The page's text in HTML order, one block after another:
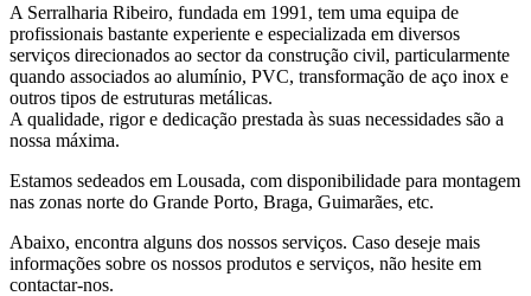
A Serralharia Ribeiro, fundada em 1991, tem uma equipa de
profissionais bastante experiente e especializada em diversos
serviços direcionados ao sector da construção civil, particularmente
quando associados ao alumínio, PVC, transformação de aço inox e
outros tipos de estruturas metálicas.
A qualidade, rigor e dedicação prestada às suas necessidades são a
nossa máxima.
Estamos sedeados em Lousada, com disponibilidade para montagem
nas zonas norte do Grande Porto, Braga, Guimarães, etc.
Abaixo, encontra alguns dos nossos serviços. Caso deseje mais
informações sobre os nossos produtos e serviços, não hesite em
contactar-nos.